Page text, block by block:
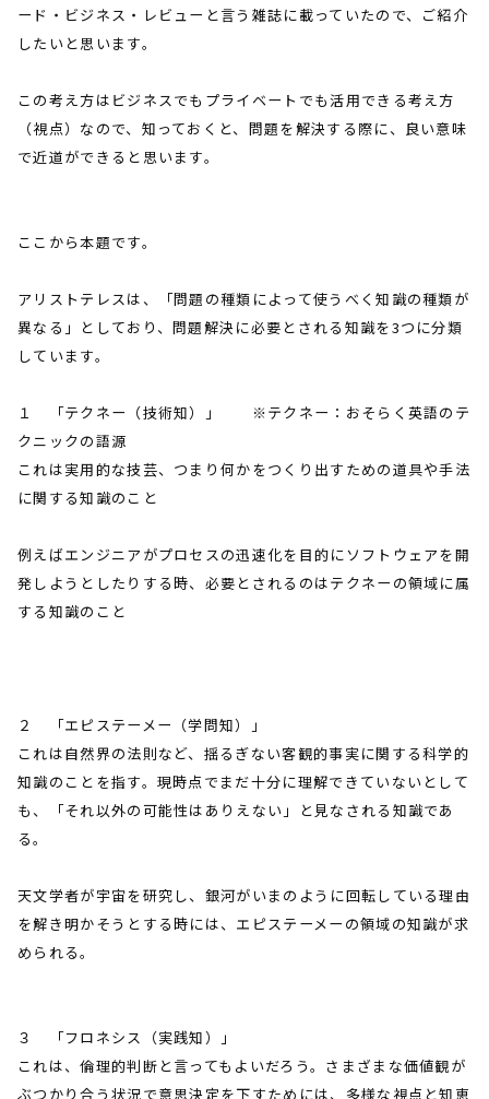
ード・ビジネス・レビューと言う雑誌に載っていたので、ご紹介
したいと思います。
この考え方はビジネスでもプライベートでも活用できる考え方
（視点）なので、知っておくと、問題を解決する際に、良い意味
で近道ができると思います。
ここから本題です。
アリストテレスは、「問題の種類によって使うべく知識の種類が
異なる」としており、問題解決に必要とされる知識を3つに分類
しています。
１ 「テクネー（技術知）」 ※テクネー：おそらく英語のテ
クニックの語源
これは実用的な技芸、つまり何かをつくり出すための道具や手法
に関する知識のこと
例えばエンジニアがプロセスの迅速化を目的にソフトウェアを開
発しようとしたりする時、必要とされるのはテクネーの領域に属
する知識のこと
２ 「エピステーメー（学問知）」
これは自然界の法則など、揺るぎない客観的事実に関する科学的
知識のことを指す。現時点でまだ十分に理解できていないとして
も、「それ以外の可能性はありえない」と見なされる知識であ
る。
天文学者が宇宙を研究し、銀河がいまのように回転している理由
を解き明かそうとする時には、エピステーメーの領域の知識が求
められる。
３ 「フロネシス（実践知）」
これは、倫理的判断と言ってもよいだろう。さまざまな価値観が
ぶつかり合う状況で意思決定を下すためには、多様な視点と知恵